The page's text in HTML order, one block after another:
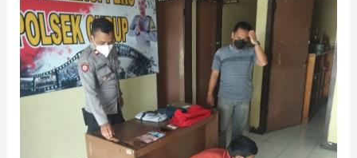
Curup
Ringkus
Residivis
Bobol
Rumah